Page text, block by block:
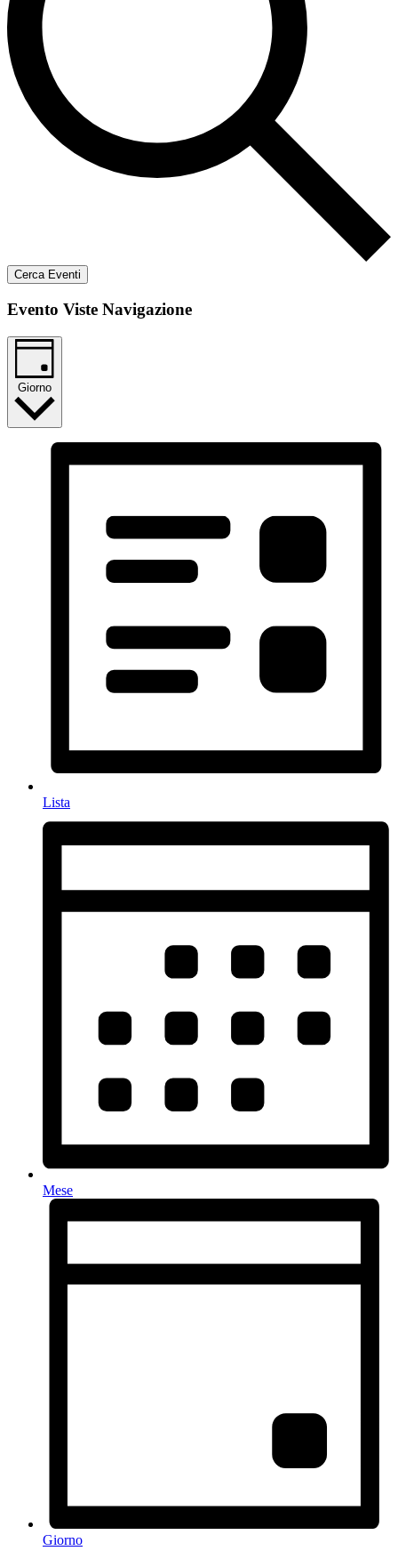
Cerca Eventi
Evento Viste Navigazione
Giorno
Lista
Mese
Giorno